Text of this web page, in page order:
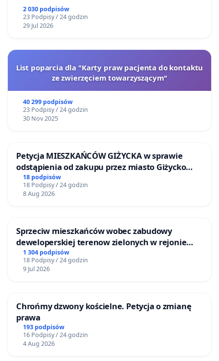
2 030 podpisów
23 Podpisy / 24 godzin
29 Jul 2026
List poparcia dla "Karty praw pacjenta do kontaktu
ze zwierzęciem towarzyszącym"
40 299 podpisów
23 Podpisy / 24 godzin
30 Nov 2025
Petycja MIESZKAŃCÓW GIŻYCKA w sprawie
odstąpienia od zakupu przez miasto Giżycko
nieruchomości położonej nad jeziorem Niegocin
18 podpisów
18 Podpisy / 24 godzin
8 Aug 2026
Sprzeciw mieszkańców wobec zabudowy
deweloperskiej terenow zielonych w rejonie
Bulwarów Straceńskich w Bielsku-Białej
1 304 podpisów
18 Podpisy / 24 godzin
9 Jul 2026
Chrońmy dzwony kościelne. Petycja o zmianę
prawa
193 podpisów
16 Podpisy / 24 godzin
4 Aug 2026